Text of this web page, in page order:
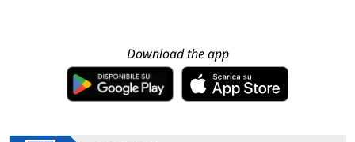
Download the app